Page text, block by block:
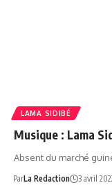
LAMA SIDIBÉ
Musique : Lama
Absent du marché
ParLa Redaction 3 avril